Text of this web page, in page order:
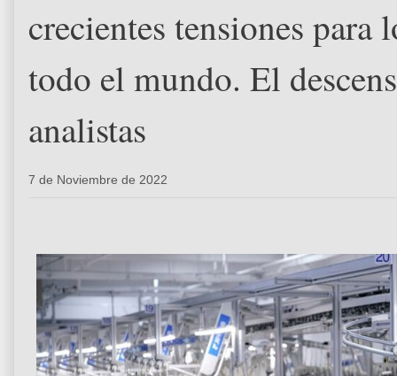
crecientes tensiones para
todo el mundo. El
analistas
7 de Noviembre de 2022